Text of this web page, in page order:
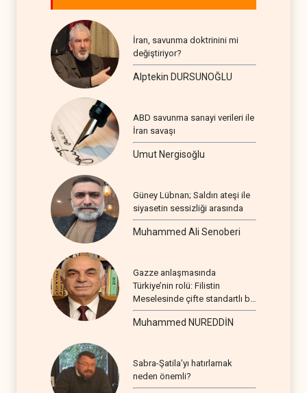
İran, savunma doktrinini mi
değiştiriyor?
Alptekin DURSUNOĞLU
ABD savunma sanayi verileri ile
İran savaşı
Umut Nergisoğlu
Güney Lübnan; Saldırı ateşi ile
siyasetin sessizliği arasında
Muhammed Ali Senoberi
Gazze anlaşmasında
Türkiye’nin rolü: Filistin
Meselesinde çifte standartlı bir
seyir
Muhammed NUREDDİN
Sabra-Şatila’yı hatırlamak
neden önemli?